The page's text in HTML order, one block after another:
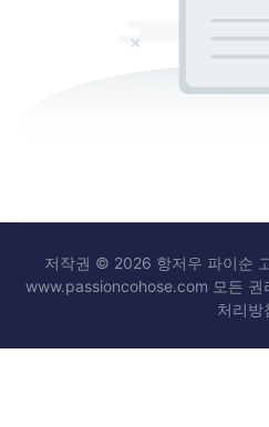
저작권 © 2026 항저우 파이순
www.passioncohose.com 모든 권
처리방